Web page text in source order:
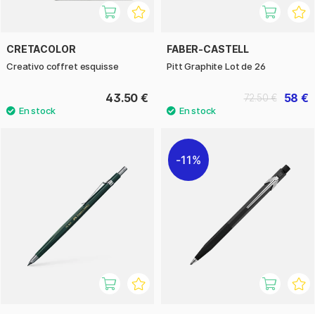
CRETACOLOR
Creativo coffret esquisse
43.50 €
FABER-CASTELL
Pitt Graphite Lot de 26
58 €
72.50 €
11%